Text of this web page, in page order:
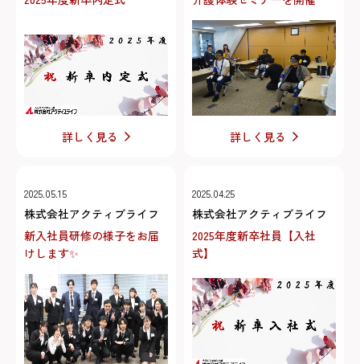
詳しく見る 詳しく見る
2025.05.15
株式会社アクティブライフ
新入社員研修の様子をお届
けします✨
2025.04.25
株式会社アクティブライフ
2025年度新卒社員【入社
式】